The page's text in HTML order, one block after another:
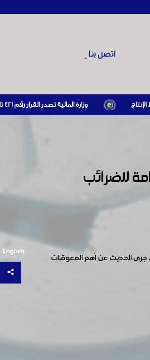
اتصل بنا
وزارة المالية تصدر القرار رقم 421 تاريخ 24/3/2026 المتضمن الزام المستوردين بإبراز براءة ذمة مالية سارية صادرة عن الهيئة العامة للضرائب والرسوم أو مديرياتها عند القيام بعمليات الاستيراد
English
للضرائب
جرى الحديث عن أهم المعوقات